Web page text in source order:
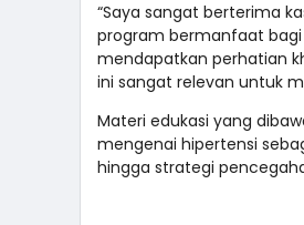
“Saya sangat berterima
program bermanfaat bagi
mendapatkan perhatian
ini sangat relevan untuk
Materi edukasi yang
mengenai hipertensi
hingga strategi